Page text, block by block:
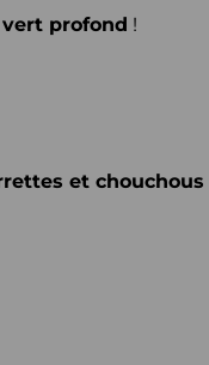
vert profond !
et chouchous